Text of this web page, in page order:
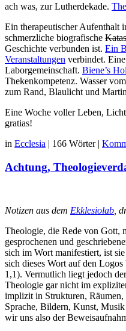
ach was, zur Lutherdekade.
Ein therapeutischer Aufenthalt
schmerzliche biografische
Geschichte verbunden ist. Ein
Veranstaltungen verbindet.
Laborgemeinschaft. Biene’s
Thekenkompetenz. Wasser
zum Rand, Blaulicht und
Eine Woche voller Leben,
gratias!
in Ecclesia | 166 Wörter |
Achtung,
Notizen aus dem Ekklesiolab,
Theologie, die Rede von Gott,
gesprochenen und
sich im Wort manifestiert, ist
sich dieses Wort auf den
1,1). Vermutlich liegt jedoch
Theologie gar nicht im
implizit in Strukturen, Räumen,
Sprache, Bildern, Kunst,
wir uns also der